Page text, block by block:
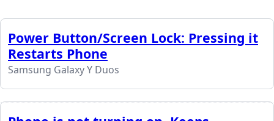
Power Button/Screen Lock: Pressing it
Restarts Phone
Samsung Galaxy Y Duos